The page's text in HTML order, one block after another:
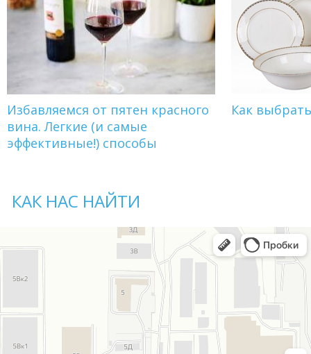
Избавляемся от пятен красного
вина. Легкие (и самые
эффективные!) способы
Как
КАК НАС НАЙТИ